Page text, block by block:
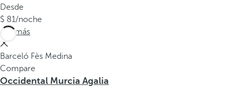
Desde
81/noche
Ver más
Barceló Fès Medina
Compare
Occidental Murcia Agalia